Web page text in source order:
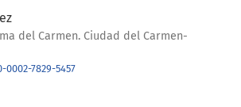
del Carmen. Ciudad del Carmen-
7829-5457